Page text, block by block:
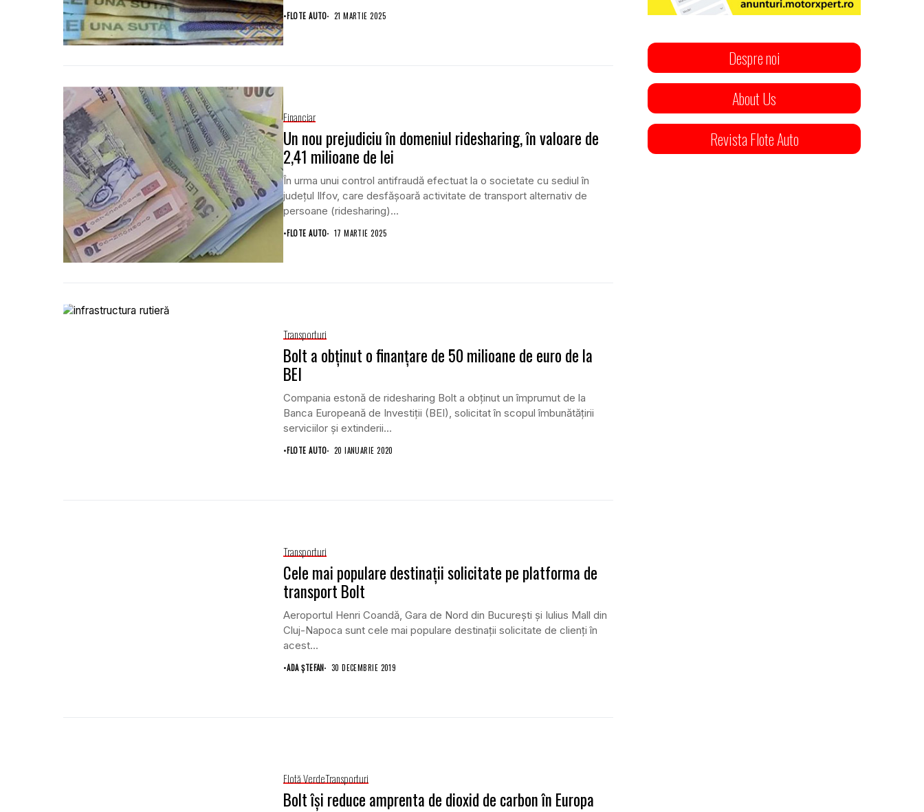
•FLOTE AUTO 21 MARTIE 2025
Financiar
Un nou prejudiciu în domeniul ridesharing, în valoare de
2,41 milioane de lei
În urma unui control antifraudă efectuat la o societate cu sediul în
județul Ilfov, care desfășoară activitate de transport alternativ de
persoane (ridesharing)...
•FLOTE AUTO 17 MARTIE 2025
Transporturi
Bolt a obţinut o finanţare de 50 milioane de euro de la
BEI
Compania estonă de ridesharing Bolt a obţinut un împrumut de la
Banca Europeană de Investiţii (BEI), solicitat în scopul îmbunătăţirii
serviciilor şi extinderii...
•FLOTE AUTO 20 IANUARIE 2020
Transporturi
Cele mai populare destinaţii solicitate pe platforma de
transport Bolt
Aeroportul Henri Coandă, Gara de Nord din Bucureşti şi Iulius Mall din
Cluj-Napoca sunt cele mai populare destinaţii solicitate de clienţi în
acest...
•ADA ȘTEFAN 30 DECEMBRIE 2019
Flotă VerdeTransporturi
Bolt își reduce amprenta de dioxid de carbon în Europa
Despre noi
About Us
Revista Flote Auto